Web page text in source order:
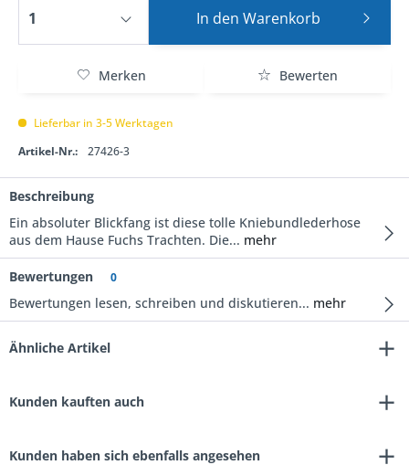
In den Warenkorb
Merken Bewerten
Lieferbar in 3-5 Werktagen
Artikel-Nr.:
27426-3
Beschreibung
Ein absoluter Blickfang ist diese tolle Kniebundlederhose
aus dem Hause Fuchs Trachten. Die... mehr
Bewertungen 0
Bewertungen lesen, schreiben und diskutieren... mehr
Ähnliche Artikel
Kunden kauften auch
Kunden haben sich ebenfalls angesehen